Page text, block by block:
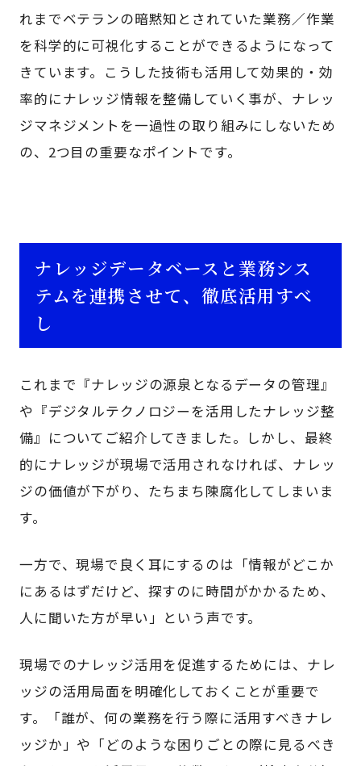
れまでベテランの暗黙知とされていた業務／作業
を科学的に可視化することができるようになって
きています。こうした技術も活用して効果的・効
率的にナレッジ情報を整備していく事が、ナレッ
ジマネジメントを一過性の取り組みにしないため
の、2つ目の重要なポイントです。
ナレッジデータベースと業務シス
テムを連携させて、徹底活用すべ
し
これまで『ナレッジの源泉となるデータの管理』
や『デジタルテクノロジーを活用したナレッジ整
備』についてご紹介してきました。しかし、最終
的にナレッジが現場で活用されなければ、ナレッ
ジの価値が下がり、たちまち陳腐化してしまいま
す。
一方で、現場で良く耳にするのは「情報がどこか
にあるはずだけど、探すのに時間がかかるため、
人に聞いた方が早い」という声です。
現場でのナレッジ活用を促進するためには、ナレ
ッジの活用局面を明確化しておくことが重要で
す。「誰が、何の業務を行う際に活用すべきナレ
ッジか」や「どのような困りごとの際に見るべき